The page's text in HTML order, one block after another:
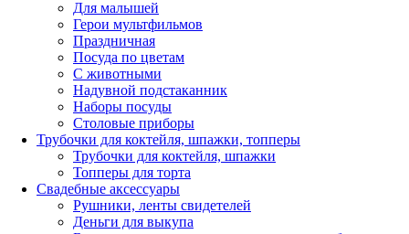
Для малышей
Герои мультфильмов
Праздничная
Посуда по цветам
С животными
Надувной подстаканник
Наборы посуды
Столовые приборы
Трубочки для коктейля, шпажки, топперы
Трубочки для коктейля, шпажки
Топперы для торта
Свадебные аксессуары
Рушники, ленты свидетелей
Деньги для выкупа